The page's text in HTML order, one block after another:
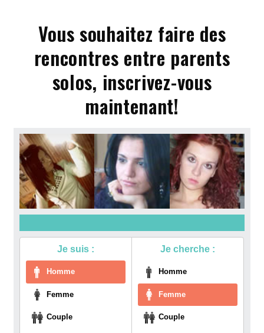
Vous souhaitez faire des
rencontres entre parents
solos, inscrivez-vous
maintenant!